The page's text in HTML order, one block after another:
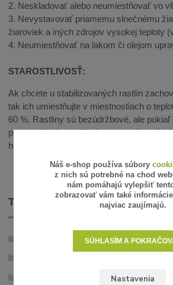
2. Neskladovať alebo neumiestňovať vo
3. Nevystavovať priamemu slnečnému
žiaroviek a iných zdrojov vysokej teploty
4. Neumiestňovať na lakom či olejom
STAROSTLIVOSŤ:
Ak chcete u stabilizovaných rastlín
tak ich umiestňujte v miestnostiach o
60 %. Rastliny sú bezúdržbové, ale
prachu, či iných nečistôt, tak použite
handričku alebo fén za nízke teploty.
TOVAR ZARADENÝ V
Stabilizované rastliny
Náš e-shop používa súbory
z nich sú potrebné na chod
nám pomáhajú vylepšiť
zobrazovať vám také
najviac zaujímajú.
Nastavenia
SÚHLASÍM A